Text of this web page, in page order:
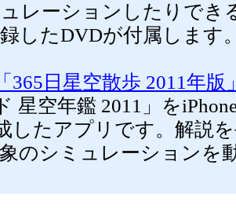
レーションしたりでき
したDVDが付属します
「365日星空散歩 2011年版
ド 星空年鑑 2011」を
したアプリです。解説
のシミュレーションを